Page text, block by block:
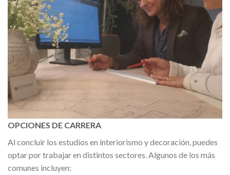
OPCIONES DE CARRERA
Al concluir los estudios en interiorismo y decoración, puedes
optar por trabajar en distintos sectores. Algunos de los más
comunes incluyen: